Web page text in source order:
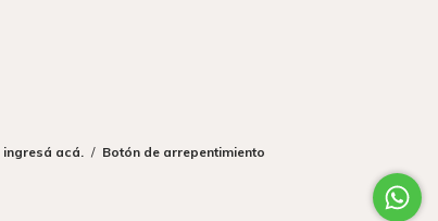
ingresá acá. / Botón de arrepentimiento